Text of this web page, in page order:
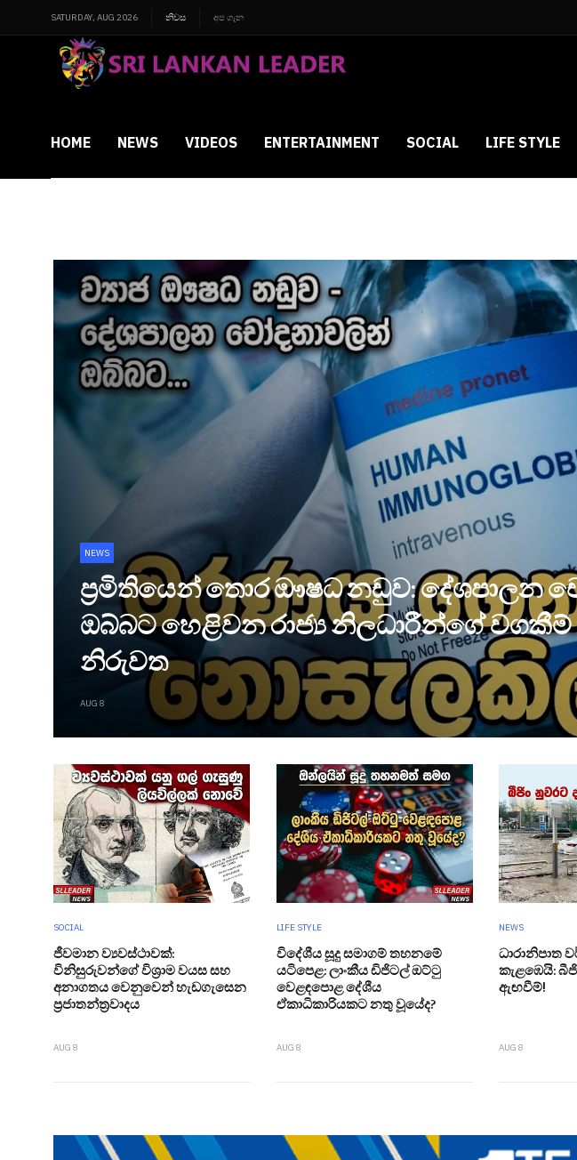
SATURDAY, AUG 2026 නිවස අප ගැන
HOME NEWS VIDEOS ENTERTAINMENT SOCIAL LIFE STYLE
NEWS
ප්‍රමිතියෙන් තොර ඖෂධ නඩුව: දේශපාලන
ඔබ්බට හෙළිවන රාජ්‍ය නිලධාරීන්ගේ
නිරුවත
AUG 8
SOCIAL
ජීවමාන ව්‍යවස්ථාවක්:
විනිසුරුවන්ගේ විශ්‍රාම වයස සහ
අනාගතය වෙනුවෙන් හැඩගැසෙන
ප්‍රජාතන්ත්‍රවාදය
AUG 8
LIFE STYLE
විදේශීය සූදු සමාගම් තහනමේ
යටිපෙළ: ලාංකීය ඩිජිටල් ඔට්ටු
වෙළඳපොළ දේශීය
ඒකාධිකාරියකට නතු වූයේද?
AUG 8
NEWS
ධාරානිපාත
කැළඹෙයි:
ඇඟවීම්!
AUG 8